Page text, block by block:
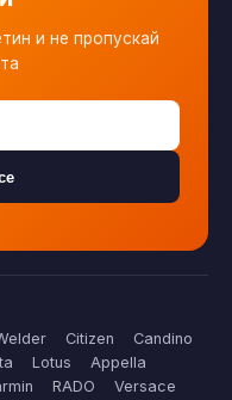
и не пропускай
Citizen
Candino
Lotus
Appella
RADO
Versace